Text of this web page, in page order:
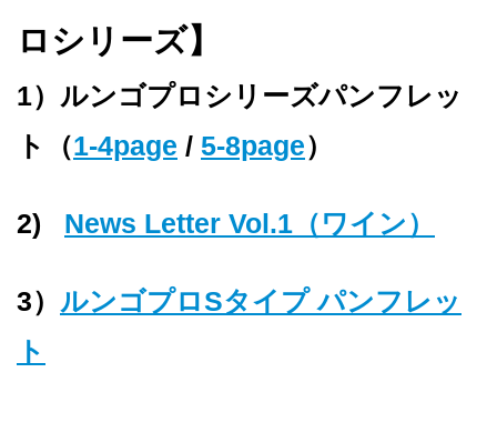
ロシリーズ】
1）ルンゴプロシリーズパンフレッ
ト（1-4page / 5-8page）
2) News Letter Vol.1（ワイン）
3） ルンゴプロSタイプ パンフレッ
ト